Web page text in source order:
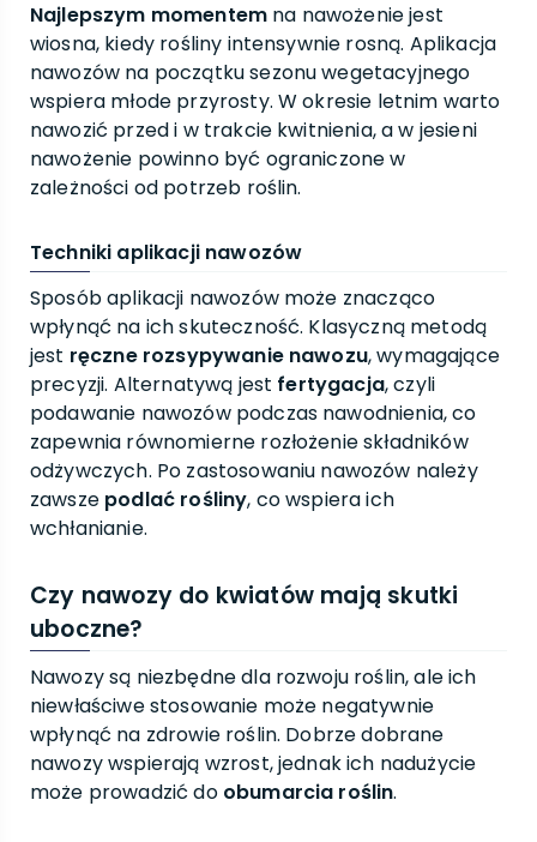
Najlepszym momentem na nawożenie jest
wiosna, kiedy rośliny intensywnie rosną. Aplikacja
nawozów na początku sezonu wegetacyjnego
wspiera młode przyrosty. W okresie letnim warto
nawozić przed i w trakcie kwitnienia, a w jesieni
nawożenie powinno być ograniczone w
zależności od potrzeb roślin.
Techniki aplikacji nawozów
Sposób aplikacji nawozów może znacząco
wpłynąć na ich skuteczność. Klasyczną metodą
jest ręczne rozsypywanie nawozu, wymagające
precyzji. Alternatywą jest fertygacja, czyli
podawanie nawozów podczas nawodnienia, co
zapewnia równomierne rozłożenie składników
odżywczych. Po zastosowaniu nawozów należy
zawsze podlać rośliny, co wspiera ich
wchłanianie.
Czy nawozy do kwiatów mają skutki
uboczne?
Nawozy są niezbędne dla rozwoju roślin, ale ich
niewłaściwe stosowanie może negatywnie
wpłynąć na zdrowie roślin. Dobrze dobrane
nawozy wspierają wzrost, jednak ich nadużycie
może prowadzić do obumarcia roślin.